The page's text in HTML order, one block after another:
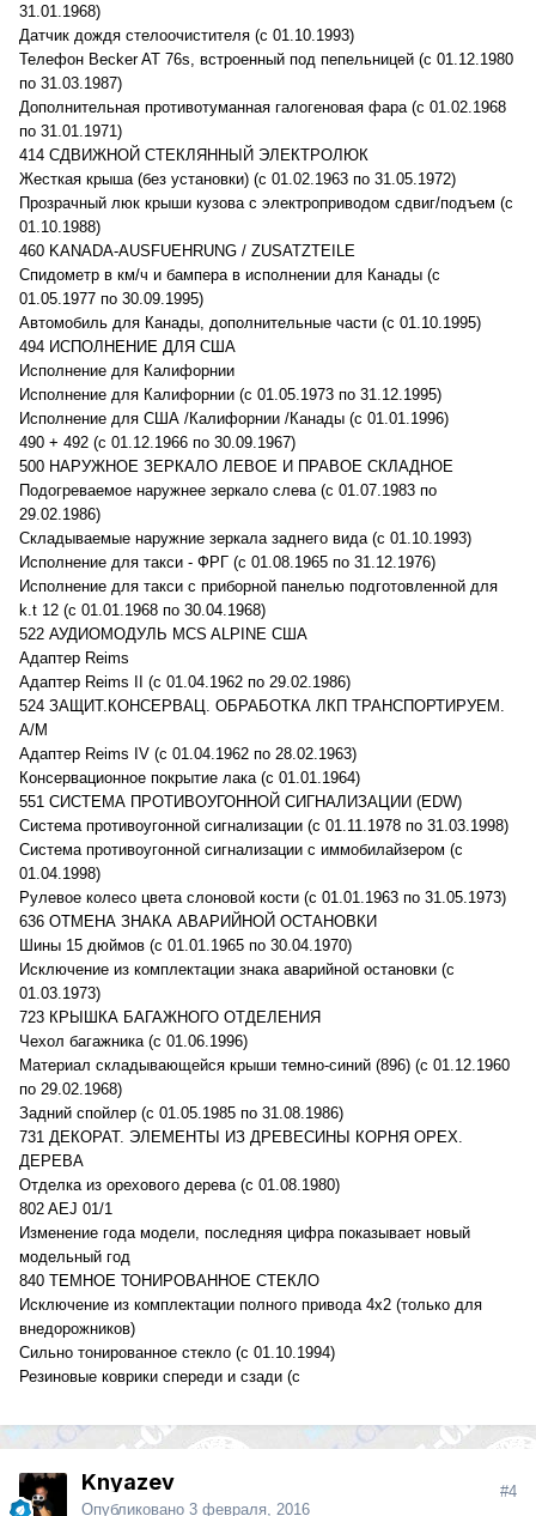
31.01.1968)
Датчик дождя стелоочистителя (с 01.10.1993)
Телефон Becker AT 76s, встроенный под пепельницей (с 01.12.1980
по 31.03.1987)
Дополнительная противотуманная галогеновая фара (с 01.02.1968
по 31.01.1971)
414 СДВИЖНОЙ СТЕКЛЯННЫЙ ЭЛЕКТРОЛЮК
Жесткая крыша (без установки) (с 01.02.1963 по 31.05.1972)
Прозрачный люк крыши кузова с электроприводом сдвиг/подъем (с
01.10.1988)
460 KANADA-AUSFUEHRUNG / ZUSATZTEILE
Спидометр в км/ч и бампера в исполнении для Канады (с
01.05.1977 по 30.09.1995)
Автомобиль для Канады, дополнительные части (с 01.10.1995)
494 ИСПОЛНЕНИЕ ДЛЯ США
Исполнение для Калифорнии
Исполнение для Калифорнии (с 01.05.1973 по 31.12.1995)
Исполнение для США /Калифорнии /Канады (с 01.01.1996)
490 + 492 (с 01.12.1966 по 30.09.1967)
500 НАРУЖНОЕ ЗЕРКАЛО ЛЕВОЕ И ПРАВОЕ СКЛАДНОЕ
Подогреваемое наружнее зеркало слева (с 01.07.1983 по
29.02.1986)
Складываемые наружние зеркала заднего вида (с 01.10.1993)
Исполнение для такси - ФРГ (с 01.08.1965 по 31.12.1976)
Исполнение для такси с приборной панелью подготовленной для
k.t 12 (с 01.01.1968 по 30.04.1968)
522 АУДИОМОДУЛЬ MCS ALPINE США
Адаптер Reims
Адаптер Reims II (с 01.04.1962 по 29.02.1986)
524 ЗАЩИТ.КОНСЕРВАЦ. ОБРАБОТКА ЛКП ТРАНСПОРТИРУЕМ.
А/М
Адаптер Reims IV (с 01.04.1962 по 28.02.1963)
Консервационное покрытие лака (с 01.01.1964)
551 СИСТЕМА ПРОТИВОУГОННОЙ СИГНАЛИЗАЦИИ (EDW)
Система противоугонной сигнализации (с 01.11.1978 по 31.03.1998)
Система противоугонной сигнализации с иммобилайзером (с
01.04.1998)
Рулевое колесо цвета слоновой кости (с 01.01.1963 по 31.05.1973)
636 ОТМЕНА ЗНАКА АВАРИЙНОЙ ОСТАНОВКИ
Шины 15 дюймов (с 01.01.1965 по 30.04.1970)
Исключение из комплектации знака аварийной остановки (с
01.03.1973)
723 КРЫШКА БАГАЖНОГО ОТДЕЛЕНИЯ
Чехол багажника (с 01.06.1996)
Материал складывающейся крыши темно-синий (896) (с 01.12.1960
по 29.02.1968)
Задний спойлер (с 01.05.1985 по 31.08.1986)
731 ДЕКОРАТ. ЭЛЕМЕНТЫ ИЗ ДРЕВЕСИНЫ КОРНЯ ОРЕХ.
ДЕРЕВА
Отделка из орехового дерева (с 01.08.1980)
802 AEJ 01/1
Изменение года модели, последняя цифра показывает новый
модельный год
840 ТЕМНОЕ ТОНИРОВАННОЕ СТЕКЛО
Исключение из комплектации полного привода 4х2 (только для
внедорожников)
Сильно тонированное стекло (с 01.10.1994)
Резиновые коврики спереди и сзади (с
Knyazev
Опубликовано 3 февраля, 2016
#4